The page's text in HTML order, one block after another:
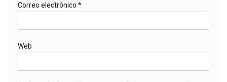
Correo electrónico *
Web